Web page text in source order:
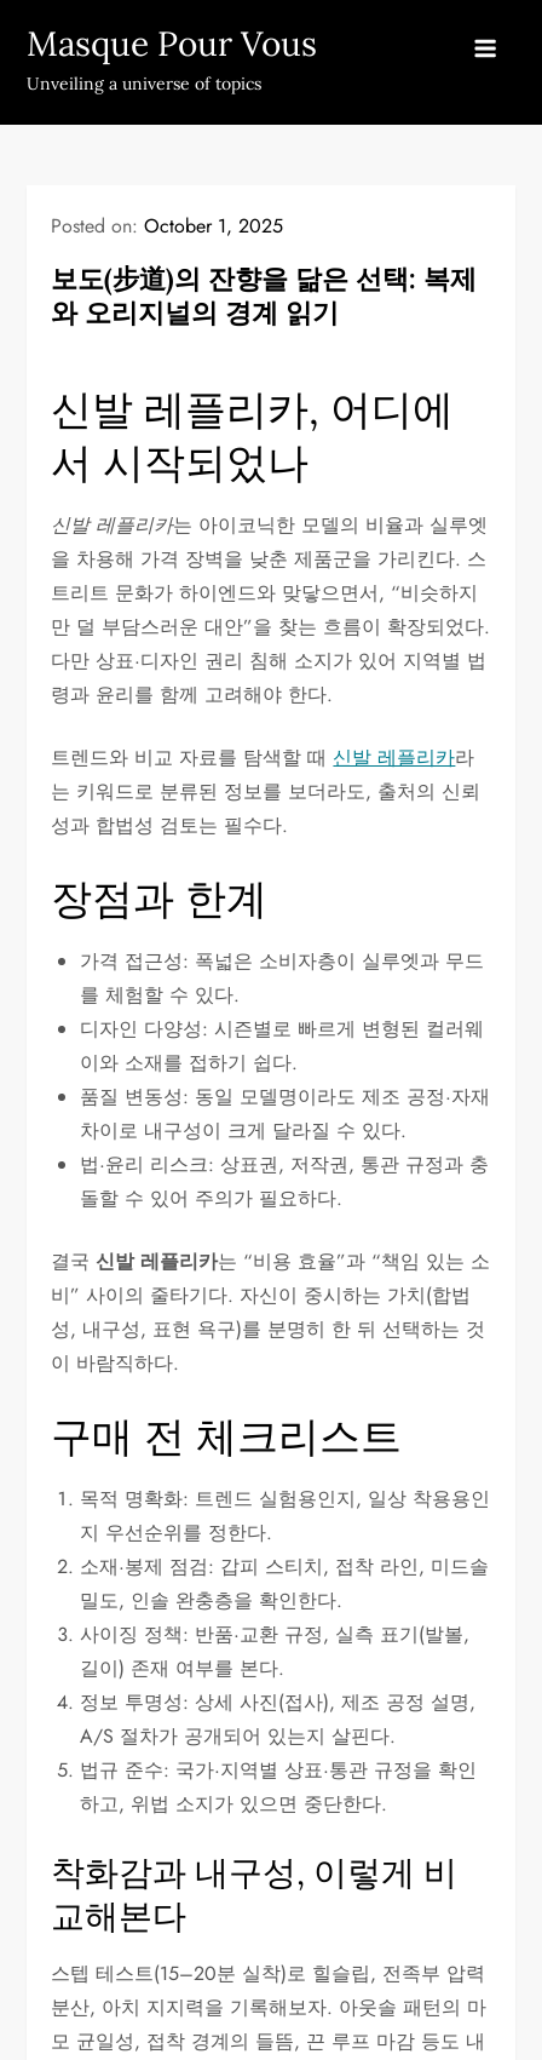
content
Masque Pour Vous
Unveiling a universe of topics
Posted on:October 1, 2025
보도(步道)의 잔향을 닮은 선택: 복제
와 오리지널의 경계 읽기
신발 레플리카, 어디에
서 시작되었나
신발 레플리카는 아이코닉한 모델의 비율과 실루엣
을 차용해 가격 장벽을 낮춘 제품군을 가리킨다. 스
트리트 문화가 하이엔드와 맞닿으면서, “비슷하지
만 덜 부담스러운 대안”을 찾는 흐름이 확장되었다.
다만 상표·디자인 권리 침해 소지가 있어 지역별 법
령과 윤리를 함께 고려해야 한다.
트렌드와 비교 자료를 탐색할 때 신발 레플리카라
는 키워드로 분류된 정보를 보더라도, 출처의 신뢰
성과 합법성 검토는 필수다.
장점과 한계
가격 접근성: 폭넓은 소비자층이 실루엣과 무드
를 체험할 수 있다.
디자인 다양성: 시즌별로 빠르게 변형된 컬러웨
이와 소재를 접하기 쉽다.
품질 변동성: 동일 모델명이라도 제조 공정·자재
차이로 내구성이 크게 달라질 수 있다.
법·윤리 리스크: 상표권, 저작권, 통관 규정과 충
돌할 수 있어 주의가 필요하다.
결국신발 레플리카는 “비용 효율”과 “책임 있는 소
비” 사이의 줄타기다. 자신이 중시하는 가치(합법
성, 내구성, 표현 욕구)를 분명히 한 뒤 선택하는 것
이 바람직하다.
구매 전 체크리스트
목적 명확화: 트렌드 실험용인지, 일상 착용용인
지 우선순위를 정한다.
소재·봉제 점검: 갑피 스티치, 접착 라인, 미드솔
밀도, 인솔 완충층을 확인한다.
사이징 정책: 반품·교환 규정, 실측 표기(발볼,
길이) 존재 여부를 본다.
정보 투명성: 상세 사진(접사), 제조 공정 설명,
A/S 절차가 공개되어 있는지 살핀다.
법규 준수: 국가·지역별 상표·통관 규정을 확인
하고, 위법 소지가 있으면 중단한다.
착화감과 내구성, 이렇게 비
교해본다
스텝 테스트(15–20분 실착)로 힐슬립, 전족부 압력
분산, 아치 지지력을 기록해보자. 아웃솔 패턴의 마
모 균일성, 접착 경계의 들뜸, 끈 루프 마감 등도 내